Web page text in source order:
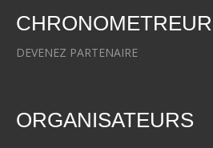
DEVENEZ PARTENAIRE
ORGANISATEURS